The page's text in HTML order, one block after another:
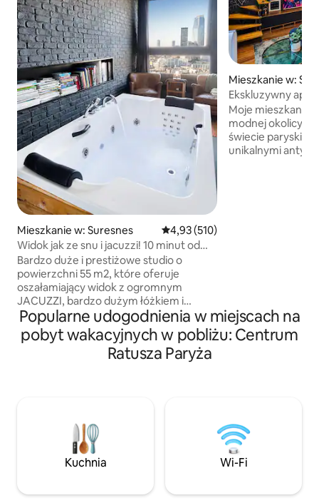
Mieszkanie w: Suresnes Średnia ocena: 4,93 na 5, liczba
4,93 (510)
Widok jak ze snu i jacuzzi! 10 minut od
centrum PARYŻA!
Bardzo duże i prestiżowe studio o
powierzchni 55 m2, które oferuje
oszałamiający widok z ogromnym
JACUZZI, bardzo dużym łóżkiem i
włoskim prysznicem. Położony w
spokojnej i bezpiecznej okolicy 10 minut
od słynnej Avenue des Champs Elysées
(można też dodać tabliczkę z tekstem
„Happy Birthday”), a za 175 EUR można
dodać butelkę dobrego szampana
i truskawki. 🌹🥂🍓
Mieszkanie w:
ur-Seine
Ekskluzywny
dwupoziomowy
Moje mieszkanie
modnej okolicy,
świecie
unikalnymi
Popularne udogodnienia w miejscach na
pobyt wakacyjnych w pobliżu: Centrum
Ratusza Paryża
Kuchnia Wi-Fi